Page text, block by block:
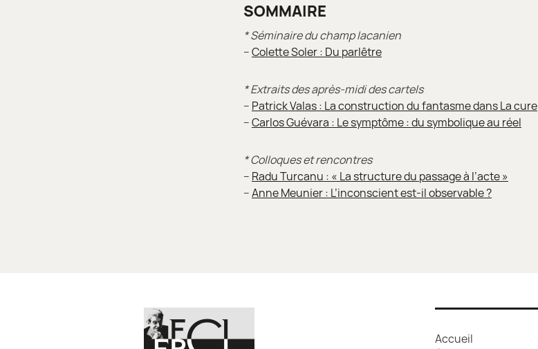
SOMMAIRE
* Séminaire du champ lacanien
–Colette Soler : Du parlêtre
* Extraits des après-midi des cartels
– Patrick Valas : La construction du fantasme dans La cure
–Carlos Guévara : Le symptôme : du symbolique au réel
* Colloques et rencontres
– Radu Turcanu : « La structure du passage à l’acte »
–Anne Meunier : L’inconscient est-il observable ?
Accueil